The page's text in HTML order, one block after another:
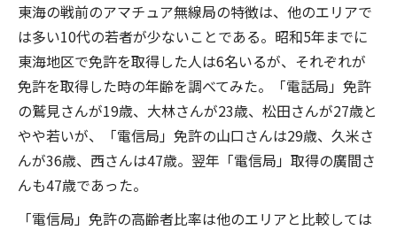
東海の戦前のアマチュア無線局の特徴は、他のエリアで
は多い10代の若者が少ないことである。昭和5年までに
東海地区で免許を取得した人は6名いるが、それぞれが
免許を取得した時の年齢を調べてみた。「電話局」免許
の鷲見さんが19歳、大林さんが23歳、松田さんが27歳と
やや若いが、「電信局」免許の山口さんは29歳、久米さ
んが36歳、西さんは47歳。翌年「電信局」取得の廣間さ
んも47歳であった。
「電信局」免許の高齢者比率は他のエリアと比較しては